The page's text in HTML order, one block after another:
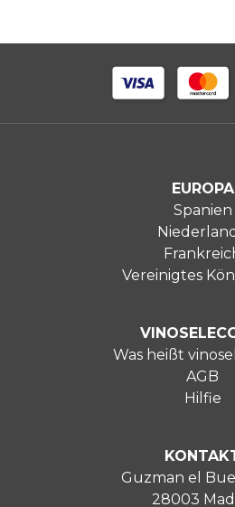
EUROPA
Spanien
Vereinigtes
Was heißt
AGB
Hilfie
Guzman el
28003